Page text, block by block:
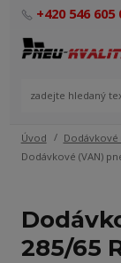
+420 546 605
Úvod Dodávkové
Dodávkové (VAN)
285/65